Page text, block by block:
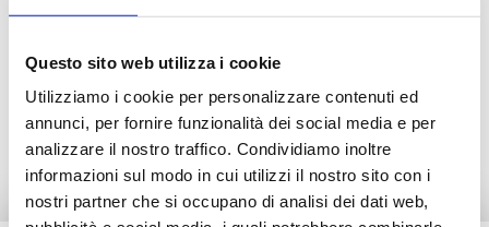
Questo sito web utilizza i cookie
Utilizziamo i cookie per personalizzare contenuti ed
annunci, per fornire funzionalità dei social media e per
analizzare il nostro traffico. Condividiamo inoltre
informazioni sul modo in cui utilizzi il nostro sito con i
nostri partner che si occupano di analisi dei dati web,
Documentation